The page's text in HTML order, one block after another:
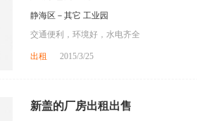
静海区－其它 工业园
交通便利，环境好，水电齐全
出租 2015/3/25
新盖的厂房出租出售